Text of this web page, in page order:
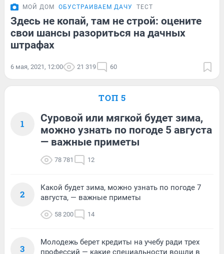
МОЙ ДОМ ОБУСТРАИВАЕМ ДАЧУ ТЕСТ
Здесь не копай, там не строй: оцените
свои шансы разориться на дачных
штрафах
6 мая, 2021, 12:00 21 319 60
ТОП 5
1
Суровой или мягкой будет зима,
можно узнать по погоде 5 августа
— важные приметы
78 781 12
2
Какой будет зима, можно узнать по погоде 7
августа, — важные приметы
58 200 14
3
Молодежь берет кредиты на учебу ради трех
профессий — какие специальности вошли в